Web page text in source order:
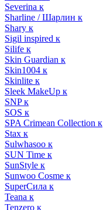
Severina к
Sharline / Шарлин к
Shary к
Sigil inspired к
Silife к
Skin Guardian к
Skin1004 к
Skinlite к
Sleek MakeUp к
SNP к
SOS к
SPA Crimean Collection к
Stax к
Sulwhasoo к
SUN Time к
SunStyle к
Sunwoo Cosme к
SuperСила к
Teana к
Tenzero к